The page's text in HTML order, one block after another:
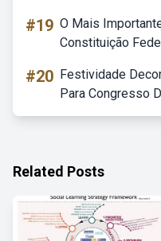
#19 O Mais
Constituição
#20 Festividade
Para Congresso
Related Posts